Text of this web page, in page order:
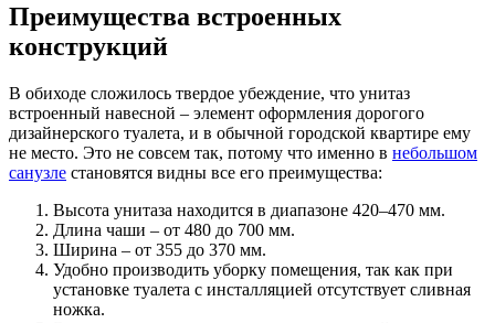
Преимущества встроенных
конструкций
В обиходе сложилось твердое убеждение, что унитаз
встроенный навесной – элемент оформления дорогого
дизайнерского туалета, и в обычной городской квартире ему
не место. Это не совсем так, потому что именно в небольшом
санузле становятся видны все его преимущества:
Высота унитаза находится в диапазоне 420–470 мм.
Длина чаши – от 480 до 700 мм.
Ширина – от 355 до 370 мм.
Удобно производить уборку помещения, так как при
установке туалета с инсталляцией отсутствует сливная
ножка.